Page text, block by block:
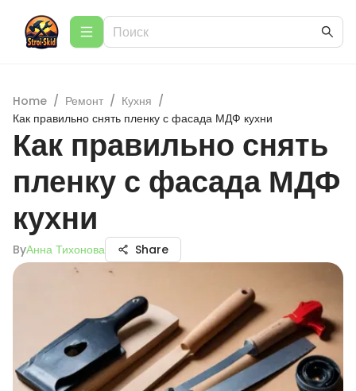
Home / Ремонт / Кухня /
Как правильно снять пленку с фасада МДФ кухни
Как правильно снять
пленку с фасада МДФ
кухни
ByАнна Тихонова Share